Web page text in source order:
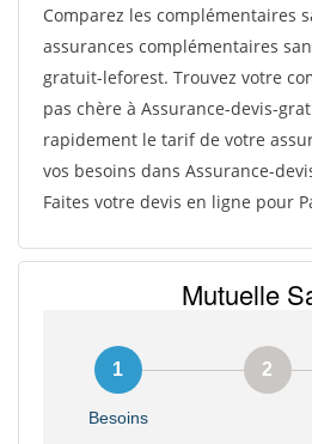
Comparez les complémentaires
assurances complémentaires
gratuit-leforest. Trouvez votre
pas chère à Assurance-devis-
rapidement le tarif de votre
vos besoins dans Assurance-
Faites votre devis en ligne pour